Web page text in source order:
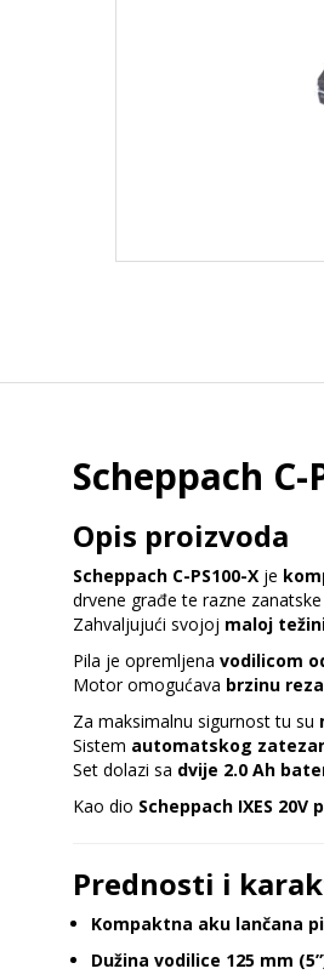
Scheppach
Opis proizvoda
Scheppach C-PS100-X je
drvene građe te razne
Zahvaljujući svojoj maloj
Pila je opremljena vodilicom
Motor omogućava brzinu
Za maksimalnu sigurnost tu su
Sistem automatskog
Set dolazi sa dvije 2.0 Ah
Kao dio Scheppach IXES
Prednosti i
Kompaktna aku lančana
Dužina vodilice 125 mm